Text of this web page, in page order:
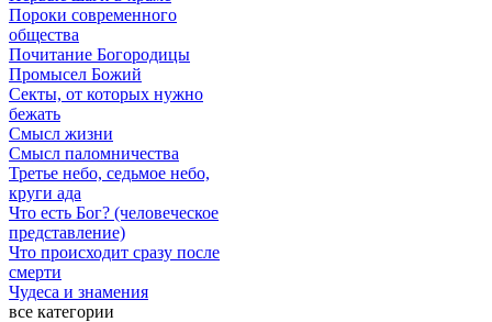
Пороки современного
общества
Почитание Богородицы
Промысел Божий
Секты, от которых нужно
бежать
Смысл жизни
Смысл паломничества
Третье небо, седьмое небо,
круги ада
Что есть Бог? (человеческое
представление)
Что происходит сразу после
смерти
Чудеса и знамения
все категории